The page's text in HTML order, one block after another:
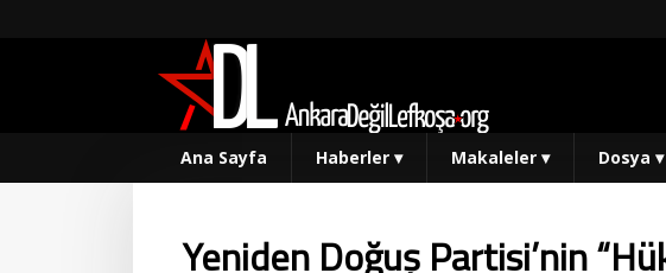
Ana Sayfa Haberler ▾ Makaleler ▾ Dosya ▾
Yeniden Doğuş Partisi’nin